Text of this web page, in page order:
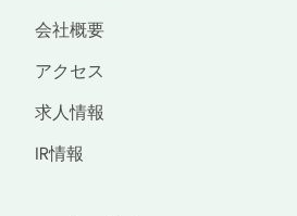
会社概要
アクセス
求人情報
IR情報